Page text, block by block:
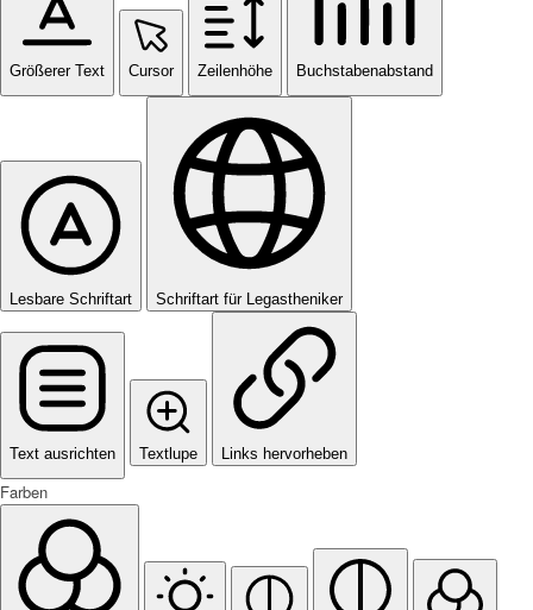
Größerer Text Cursor Zeilenhöhe Buchstabenabstand
Lesbare Schriftart Schriftart für Legastheniker
Text ausrichten Textlupe Links hervorheben
Farben